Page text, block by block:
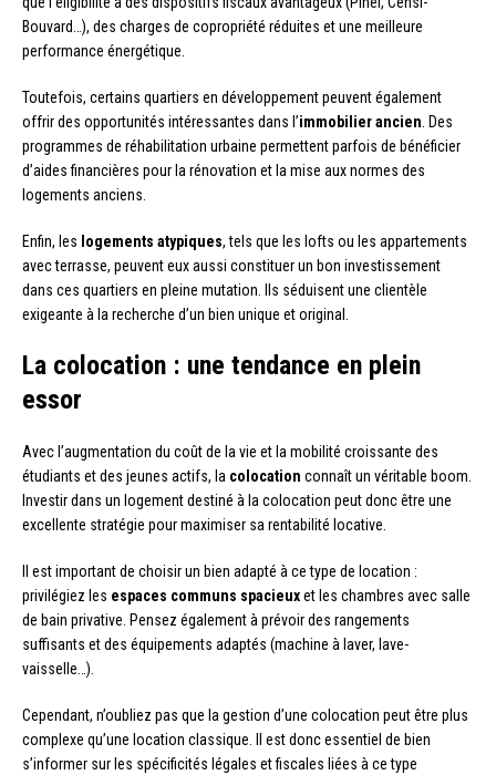
Bouvard…), des charges de copropriété réduites et une meilleure
performance énergétique.
Toutefois, certains quartiers en développement peuvent également
offrir des opportunités intéressantes dans l’immobilier ancien. Des
programmes de réhabilitation urbaine permettent parfois de bénéficier
d’aides financières pour la rénovation et la mise aux normes des
logements anciens.
Enfin, les logements atypiques, tels que les lofts ou les appartements
avec terrasse, peuvent eux aussi constituer un bon investissement
dans ces quartiers en pleine mutation. Ils séduisent une clientèle
exigeante à la recherche d’un bien unique et original.
La colocation : une tendance en plein
essor
Avec l’augmentation du coût de la vie et la mobilité croissante des
étudiants et des jeunes actifs, la colocation connaît un véritable boom.
Investir dans un logement destiné à la colocation peut donc être une
excellente stratégie pour maximiser sa rentabilité locative.
Il est important de choisir un bien adapté à ce type de location :
privilégiez les espaces communs spacieuxet les chambres avec salle
de bain privative. Pensez également à prévoir des rangements
suffisants et des équipements adaptés (machine à laver, lave-
vaisselle…).
Cependant, n’oubliez pas que la gestion d’une colocation peut être plus
complexe qu’une location classique. Il est donc essentiel de bien
s’informer sur les spécificités légales et fiscales liées à ce type